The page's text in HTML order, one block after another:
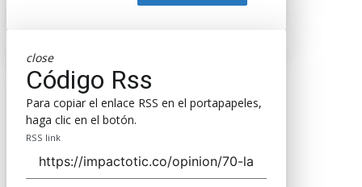
close
Código Rss
Para copiar el enlace RSS en el portapapeles,
haga clic en el botón.
RSS link